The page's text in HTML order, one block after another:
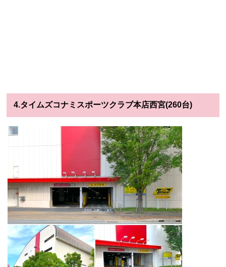
4.タイムズコナミスポーツクラブ本店西宮(260台)